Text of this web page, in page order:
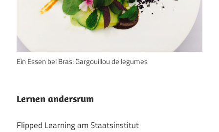
Ein Essen bei Bras: Gargouillou de legumes
Lernen andersrum
Flipped Learning am Staatsinstitut